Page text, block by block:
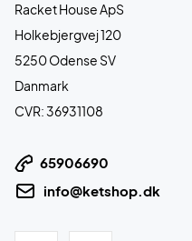
Racket House ApS
Holkebjergvej 120
5250 Odense SV
Danmark
CVR: 36931108
65906690
info@ketshop.dk